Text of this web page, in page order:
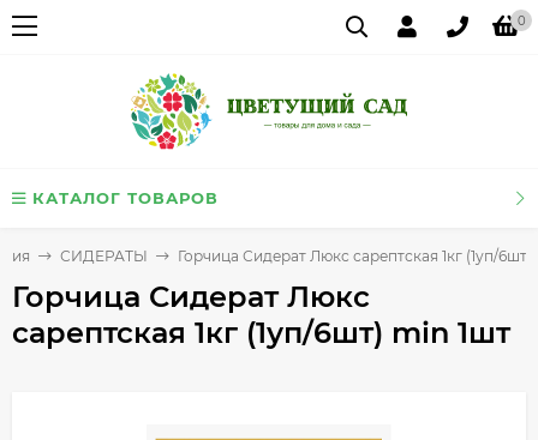
0
КАТАЛОГ ТОВАРОВ
СИДЕРАТЫ Горчица Сидерат Люкс сарептская 1кг (1уп/6шт)
Горчица Сидерат Люкс
сарептская 1кг (1уп/6шт) min 1шт